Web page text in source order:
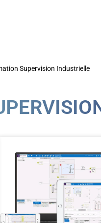
Supervision Industrielle